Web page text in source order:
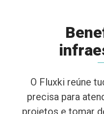
O Fluxki reúne
precisa para
projetos e tomar